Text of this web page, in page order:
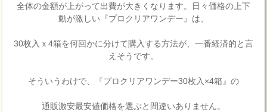
全体の金額が上がって出費が大きくなります。日々価格の上下
動が激しい『プロクリアワンデー』は、
30枚入ｘ4箱を何回かに分けて購入する方法が、一番経済的と言
えそうです。
そういうわけで、『プロクリアワンデー30枚入×4箱』の
通販激安最安値価格を選ぶと間違いありません。